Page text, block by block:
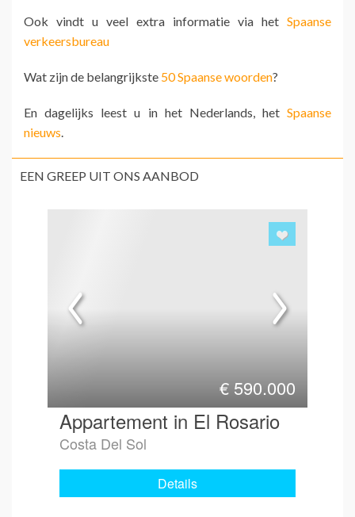
Ook vindt u veel extra informatie via het Spaanse
verkeersbureau
Wat zijn de belangrijkste 50 Spaanse woorden?
En dagelijks leest u in het Nederlands, het Spaanse
nieuws.
EEN GREEP UIT ONS AANBOD
€ 590.000
Appartement in El Rosario
Costa Del Sol
Details